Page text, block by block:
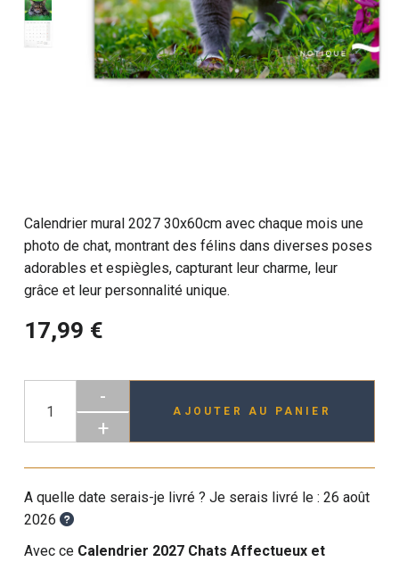
Calendrier mural 2027 30x60cm avec chaque mois une
photo de chat, montrant des félins dans diverses poses
adorables et espiègles, capturant leur charme, leur
grâce et leur personnalité unique.
17,99 €
-
+
AJOUTER AU PANIER
A quelle date serais-je livré ? Je serais livré le :26 août
2026
Avec ce Calendrier 2027 Chats Affectueux et